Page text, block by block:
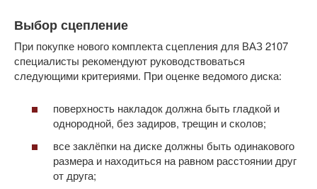
Выбор сцепление
При покупке нового комплекта сцепления для ВАЗ 2107
специалисты рекомендуют руководствоваться
следующими критериями. При оценке ведомого диска:
поверхность накладок должна быть гладкой и
однородной, без задиров, трещин и сколов;
все заклёпки на диске должны быть одинакового
размера и находиться на равном расстоянии друг
от друга;